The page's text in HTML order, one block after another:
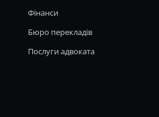
Фінанси
Бюро перекладів
Послуги адвоката